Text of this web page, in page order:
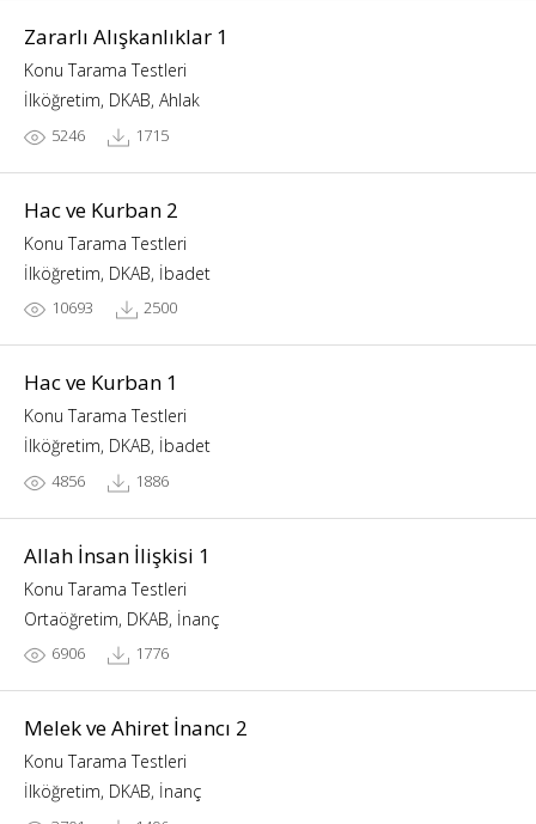
Zararlı Alışkanlıklar 1
Konu Tarama Testleri
İlköğretim, DKAB, Ahlak
5246 1715
Hac ve Kurban 2
Konu Tarama Testleri
İlköğretim, DKAB, İbadet
10693 2500
Hac ve Kurban 1
Konu Tarama Testleri
İlköğretim, DKAB, İbadet
4856 1886
Allah İnsan İlişkisi 1
Konu Tarama Testleri
Ortaöğretim, DKAB, İnanç
6906 1776
Melek ve Ahiret İnancı 2
Konu Tarama Testleri
İlköğretim, DKAB, İnanç